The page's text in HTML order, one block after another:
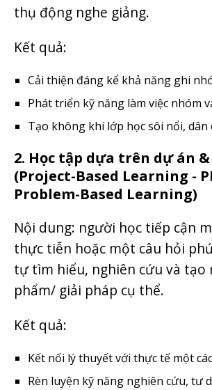
thụ động nghe giảng.
Kết quả:
Cải thiện đáng kể khả năng ghi
Phát triển kỹ năng làm việc nhóm
Tạo không khí lớp học sôi nổi, dân
2. Học tập dựa trên dự án &
(Project-Based Learning -
Problem-Based Learning)
Nội dung: người học tiếp cận
thực tiễn hoặc một câu hỏi
tự tìm hiểu, nghiên cứu và tạo
phẩm/ giải pháp cụ thể.
Kết quả:
Kết nối lý thuyết với thực tế một
Rèn luyện kỹ năng nghiên cứu, tư